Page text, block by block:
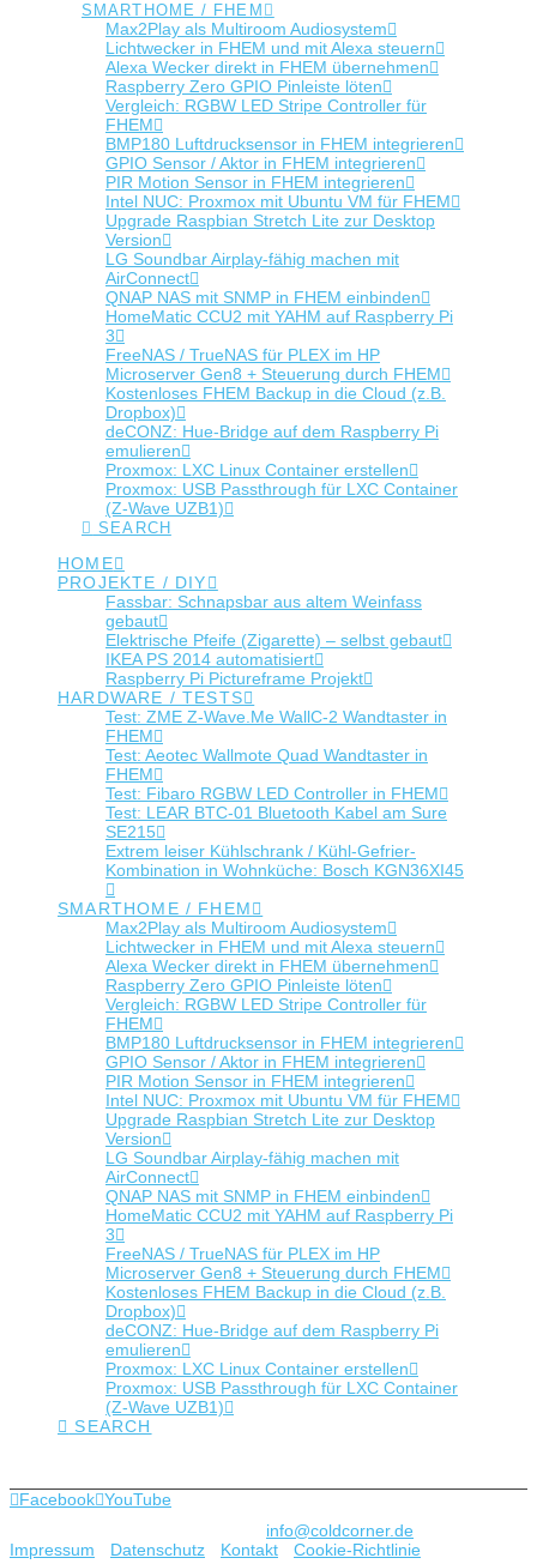
SMARTHOME / FHEM
Max2Play als Multiroom Audiosystem
Lichtwecker in FHEM und mit Alexa steuern
Alexa Wecker direkt in FHEM übernehmen
Raspberry Zero GPIO Pinleiste löten
Vergleich: RGBW LED Stripe Controller für
FHEM
BMP180 Luftdrucksensor in FHEM integrieren
GPIO Sensor / Aktor in FHEM integrieren
PIR Motion Sensor in FHEM integrieren
Intel NUC: Proxmox mit Ubuntu VM für FHEM
Upgrade Raspbian Stretch Lite zur Desktop
Version
LG Soundbar Airplay-fähig machen mit
AirConnect
QNAP NAS mit SNMP in FHEM einbinden
HomeMatic CCU2 mit YAHM auf Raspberry Pi
3
FreeNAS / TrueNAS für PLEX im HP
Microserver Gen8 + Steuerung durch FHEM
Kostenloses FHEM Backup in die Cloud (z.B.
Dropbox)
deCONZ: Hue-Bridge auf dem Raspberry Pi
emulieren
Proxmox: LXC Linux Container erstellen
Proxmox: USB Passthrough für LXC Container
(Z-Wave UZB1)
SEARCH
HOME
PROJEKTE / DIY
Fassbar: Schnapsbar aus altem Weinfass
gebaut
Elektrische Pfeife (Zigarette) – selbst gebaut
IKEA PS 2014 automatisiert
Raspberry Pi Pictureframe Projekt
HARDWARE / TESTS
Test: ZME Z-Wave.Me WallC-2 Wandtaster in
FHEM
Test: Aeotec Wallmote Quad Wandtaster in
FHEM
Test: Fibaro RGBW LED Controller in FHEM
Test: LEAR BTC-01 Bluetooth Kabel am Sure
SE215
Extrem leiser Kühlschrank / Kühl-Gefrier-
Kombination in Wohnküche: Bosch KGN36XI45
SMARTHOME / FHEM
Max2Play als Multiroom Audiosystem
Lichtwecker in FHEM und mit Alexa steuern
Alexa Wecker direkt in FHEM übernehmen
Raspberry Zero GPIO Pinleiste löten
Vergleich: RGBW LED Stripe Controller für
FHEM
BMP180 Luftdrucksensor in FHEM integrieren
GPIO Sensor / Aktor in FHEM integrieren
PIR Motion Sensor in FHEM integrieren
Intel NUC: Proxmox mit Ubuntu VM für FHEM
Upgrade Raspbian Stretch Lite zur Desktop
Version
LG Soundbar Airplay-fähig machen mit
AirConnect
QNAP NAS mit SNMP in FHEM einbinden
HomeMatic CCU2 mit YAHM auf Raspberry Pi
3
FreeNAS / TrueNAS für PLEX im HP
Microserver Gen8 + Steuerung durch FHEM
Kostenloses FHEM Backup in die Cloud (z.B.
Dropbox)
deCONZ: Hue-Bridge auf dem Raspberry Pi
emulieren
Proxmox: LXC Linux Container erstellen
Proxmox: USB Passthrough für LXC Container
(Z-Wave UZB1)
SEARCH
Facebook YouTube
info@coldcorner.de
Impressum
Datenschutz Kontakt Cookie-Richtlinie